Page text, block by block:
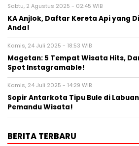
Sabtu, 2 Agustus 2025 - 02:45 WIB
KA Anjlok, Daftar Kereta Api yang
Anda!
Kamis, 24 Juli 2025 - 18:53 WIB
Magetan: 5 Tempat Wisata Hits,
Spot Instagramable!
Kamis, 24 Juli 2025 - 14:29 WIB
Sopir Antarkota Tipu Bule di
Pemandu Wisata!
BERITA TERBARU